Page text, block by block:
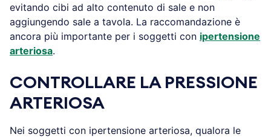
evitando cibi ad alto contenuto di sale e non
aggiungendo sale a tavola. La raccomandazione è
ancora più importante per i soggetti con ipertensione
arteriosa.
CONTROLLARE LA PRESSIONE
ARTERIOSA
Nei soggetti con ipertensione arteriosa, qualora le